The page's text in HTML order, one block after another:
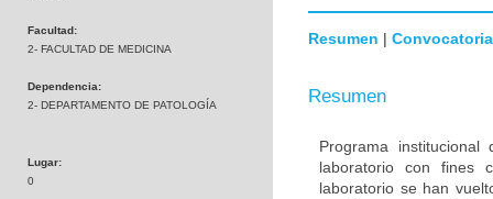
Facultad:
2- FACULTAD DE MEDICINA
Dependencia:
2- DEPARTAMENTO DE PATOLOGÍA
Lugar:
0
Resumen | Convocatoria
Resumen
Programa
laboratorio con fines
laboratorio se han